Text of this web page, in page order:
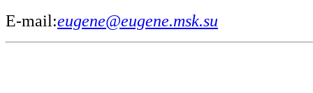
E-mail:eugene@eugene.msk.su